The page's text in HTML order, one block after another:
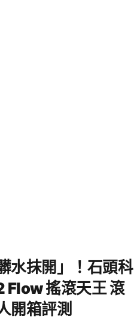
水抹開」！石頭科
Flow 搖滾天王 滾
開箱評測